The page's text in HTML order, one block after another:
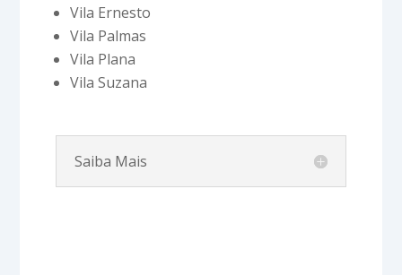
Vila Ernesto
Vila Palmas
Vila Plana
Vila Suzana
Saiba Mais